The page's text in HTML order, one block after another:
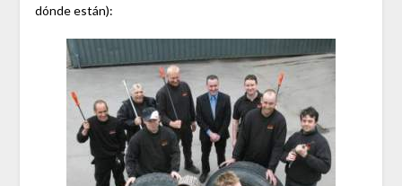
dónde están):